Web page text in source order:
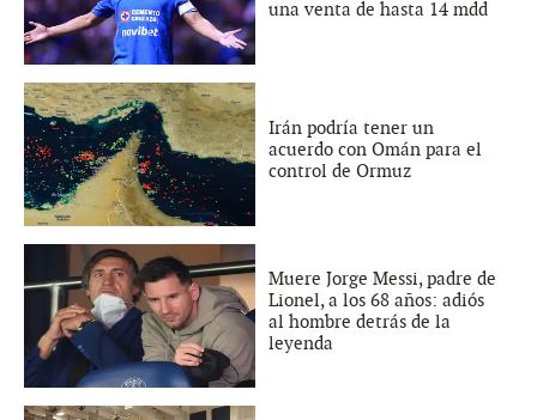
una venta de hasta 14 mdd
Irán podría tener un
acuerdo con Omán para el
control de Ormuz
Muere Jorge Messi, padre de
Lionel, a los 68 años: adiós
al hombre detrás de la
leyenda